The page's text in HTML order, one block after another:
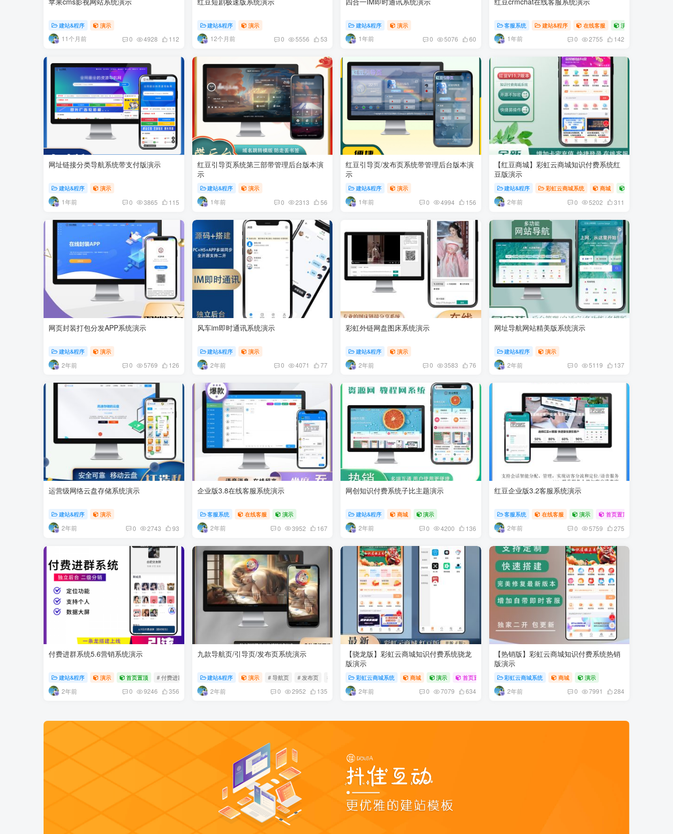
建站&程序 演示
11个月前 0 4928 112
建站&程序 演示
12个月前 0 5556 53
建站&程序 演示
1年前 0 5076 60
客服系统 建站&程序 在线客服 演示
1年前 0 2755 142
网址链接分类导航系统带支付版演示
建站&程序 演示
1年前 0 3865 115
红豆引导页系统第三部带管理后台版本演
示
建站&程序 演示
1年前 0 2313 56
红豆引导页/发布页系统带管理后台版本演
示
建站&程序 演示
1年前 0 4994 156
【红豆商城】彩虹云商城知识付费系统红
豆版演示
建站&程序 彩虹云商城系统 商城
2年前 0 5202 311
网页封装打包分发APP系统演示
建站&程序 演示
2年前 0 5769 126
风车im即时通讯系统演示
建站&程序 演示
2年前 0 4071 77
彩虹外链网盘图床系统演示
建站&程序 演示
2年前 0 3583 76
网址导航网站精美版系统演示
建站&程序 演示
2年前 0 5119 137
运营级网络云盘存储系统演示
建站&程序 演示
2年前 0 2743 93
企业版3.8在线客服系统演示
客服系统 在线客服 演示
2年前 0 3952 167
网创知识付费系统子比主题演示
建站&程序 商城 演示
2年前 0 4200 136
红豆企业版3.2客服系统演示
客服系统 在线客服 演示 首页置顶
2年前 0 5759 275
付费进群系统5.6营销系统演示
建站&程序 演示 首页置顶 # 付费进群 # 营销系统
2年前 0 9246 356
九款导航页/引导页/发布页系统演示
建站&程序 演示 # 导航页 # 发布页 # 引导页
2年前 0 2952 135
【骁龙版】彩虹云商城知识付费系统骁龙
版演示
彩虹云商城系统 商城 演示 首页置顶 # 彩虹 # 云商城 # 知识付费
2年前 0 7079 634
【热销版】彩虹云商城知识付费系统热销
版演示
彩虹云商城系统 商城 演示
2年前 0 7991 284